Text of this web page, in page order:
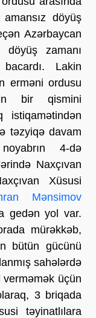
döyüş
Azərbaycan
zamanı
Lakin
erməni ordusu
bir qismini
istiqamətindən
təzyiqə davam
4-də
Naxçıvan
Xüsusi
Mənsimov
gedən yol var.
mürəkkəb,
bütün gücünü
sahələrdə
verməmək üçün
3 briqada
təyinatlılara